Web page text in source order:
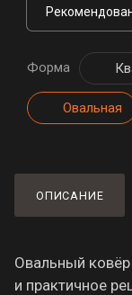
Форма
Овальная
ОПИСАНИЕ
Овальный
и практичное